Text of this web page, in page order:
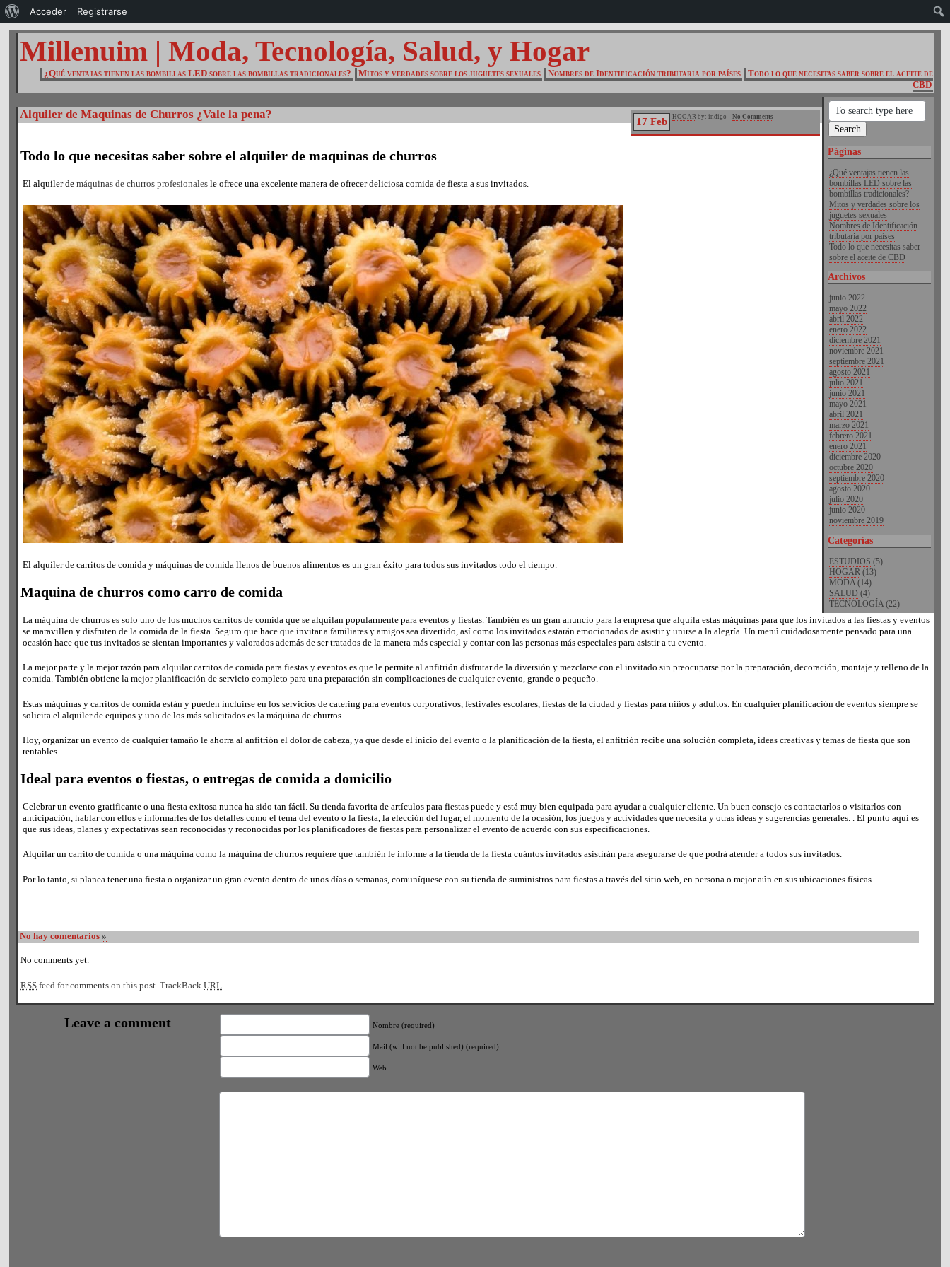
Millenuim | Moda, Tecnología, Salud, y Hogar
¿Qué ventajas tienen las bombillas LED sobre las bombillas tradicionales? Mitos y verdades sobre los juguetes sexuales Nombres de Identificación tributaria por países
Todo lo que necesitas saber sobre el aceite de
CBD
Páginas
¿Qué ventajas tienen las
bombillas LED sobre las
bombillas tradicionales?
Mitos y verdades sobre los
juguetes sexuales
Nombres de Identificación
tributaria por países
Todo lo que necesitas saber
sobre el aceite de CBD
Archivos
junio 2022
mayo 2022
abril 2022
enero 2022
diciembre 2021
noviembre 2021
septiembre 2021
agosto 2021
julio 2021
junio 2021
mayo 2021
abril 2021
marzo 2021
febrero 2021
enero 2021
diciembre 2020
octubre 2020
septiembre 2020
agosto 2020
julio 2020
junio 2020
noviembre 2019
Categorías
ESTUDIOS (5)
HOGAR(13)
MODA(14)
SALUD (4)
TECNOLOGÍA(22)
17 Feb HOGAR by: indigo No Comments
Alquiler de Maquinas de Churros ¿Vale la pena?
Todo lo que necesitas saber sobre el alquiler de maquinas de churros
El alquiler demáquinas de churros profesionales le ofrece una excelente manera de ofrecer deliciosa comida de fiesta a sus invitados.
El alquiler de carritos de comida y máquinas de comida llenos de buenos alimentos es un gran éxito para todos sus invitados todo el tiempo.
Maquina de churros como carro de comida
La máquina de churros es solo uno de los muchos carritos de comida que se alquilan popularmente para eventos y fiestas. También es un gran anuncio para la empresa que alquila estas máquinas para que los invitados a las fiestas y eventos
se maravillen y disfruten de la comida de la fiesta. Seguro que hace que invitar a familiares y amigos sea divertido, así como los invitados estarán emocionados de asistir y unirse a la alegría. Un menú cuidadosamente pensado para una
ocasión hace que tus invitados se sientan importantes y valorados además de ser tratados de la manera más especial y contar con las personas más especiales para asistir a tu evento.
La mejor parte y la mejor razón para alquilar carritos de comida para fiestas y eventos es que le permite al anfitrión disfrutar de la diversión y mezclarse con el invitado sin preocuparse por la preparación, decoración, montaje y relleno de la
comida. También obtiene la mejor planificación de servicio completo para una preparación sin complicaciones de cualquier evento, grande o pequeño.
Estas máquinas y carritos de comida están y pueden incluirse en los servicios de catering para eventos corporativos, festivales escolares, fiestas de la ciudad y fiestas para niños y adultos. En cualquier planificación de eventos siempre se
solicita el alquiler de equipos y uno de los más solicitados es la máquina de churros.
Hoy, organizar un evento de cualquier tamaño le ahorra al anfitrión el dolor de cabeza, ya que desde el inicio del evento o la planificación de la fiesta, el anfitrión recibe una solución completa, ideas creativas y temas de fiesta que son
rentables.
Ideal para eventos o fiestas, o entregas de comida a domicilio
Celebrar un evento gratificante o una fiesta exitosa nunca ha sido tan fácil. Su tienda favorita de artículos para fiestas puede y está muy bien equipada para ayudar a cualquier cliente. Un buen consejo es contactarlos o visitarlos con
anticipación, hablar con ellos e informarles de los detalles como el tema del evento o la fiesta, la elección del lugar, el momento de la ocasión, los juegos y actividades que necesita y otras ideas y sugerencias generales. . El punto aquí es
que sus ideas, planes y expectativas sean reconocidas y reconocidas por los planificadores de fiestas para personalizar el evento de acuerdo con sus especificaciones.
Alquilar un carrito de comida o una máquina como la máquina de churros requiere que también le informe a la tienda de la fiesta cuántos invitados asistirán para asegurarse de que podrá atender a todos sus invitados.
Por lo tanto, si planea tener una fiesta o organizar un gran evento dentro de unos días o semanas, comuníquese con su tienda de suministros para fiestas a través del sitio web, en persona o mejor aún en sus ubicaciones físicas.
No hay comentarios»
No comments yet.
RSS feed for comments on this post. TrackBackURL
Leave a comment Nombre (required)
Mail (will not be published) (required)
Web
Acerca
de
WordPress
Acceder Registrarse